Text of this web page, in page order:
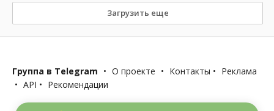
Загрузить еще
Группа в Telegram • О проекте • Контакты • Реклама
• API • Рекомендации